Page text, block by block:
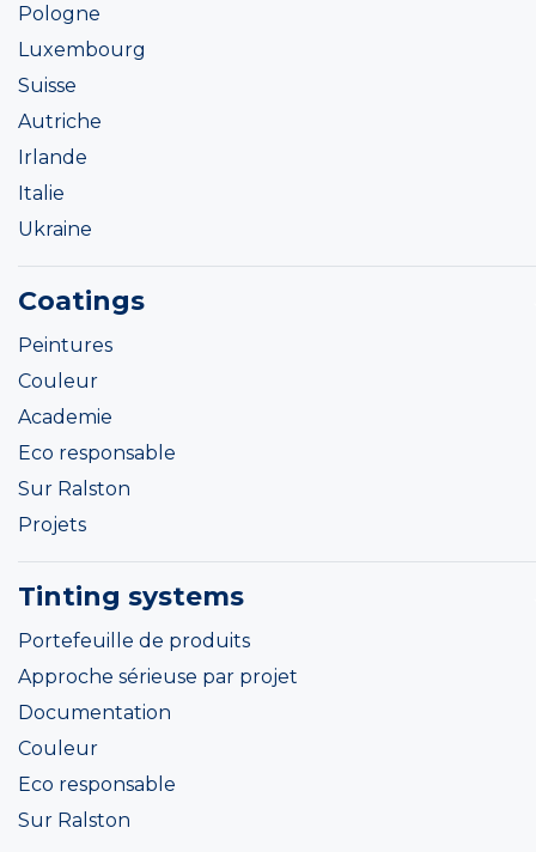
Pologne
Luxembourg
Suisse
Autriche
Irlande
Italie
Ukraine
Coatings
Peintures
Couleur
Academie
Eco responsable
Sur Ralston
Projets
Tinting systems
Portefeuille de produits
Approche sérieuse par projet
Documentation
Couleur
Eco responsable
Sur Ralston